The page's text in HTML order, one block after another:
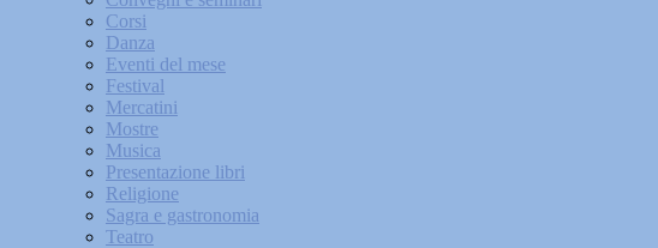
Corsi
Danza
Eventi del mese
Festival
Mercatini
Mostre
Musica
Presentazione libri
Religione
Sagra e gastronomia
Teatro